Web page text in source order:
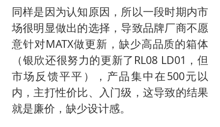
同样是因为认知原因，所以一段时期内市
场很明显做出的选择，导致品牌厂商不愿
意针对MATX做更新，缺少高品质的箱体
（银欣还很努力的更新了RL08 LD01，但
市场反馈平平），产品集中在500元以
内，主打性价比、入门级，这导致的结果
就是廉价，缺少设计感。